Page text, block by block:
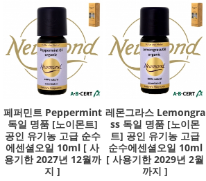
페퍼민트 Peppermint
독일 명품 [노이몬트]
공인 유기농 고급 순수
에센셜오일 10ml [ 사
용기한 2027년 12월까
지 ]
레몬그라스 Lemongra
ss 독일 명품 [노이몬
트] 공인 유기농 고급
순수에센셜오일 10ml
[ 사용기한 2029년 2월
까지 ]